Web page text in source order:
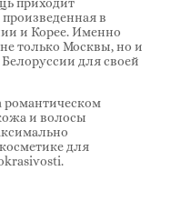
приходит
в
и Корее. Именно
только Москвы, но и
для своей
романтическом
и волосы
для